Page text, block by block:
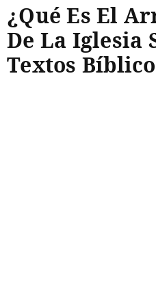
¿Qué Es El
De La Iglesia
Textos